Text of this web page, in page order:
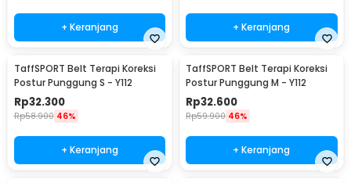
+ Keranjang + Keranjang
TaffSPORT Belt Terapi Koreksi
Postur Punggung S - Y112
Rp32.300
Rp58.900 46%
+ Keranjang
TaffSPORT Belt Terapi Koreksi
Postur Punggung M - Y112
Rp32.600
Rp59.900 46%
+ Keranjang